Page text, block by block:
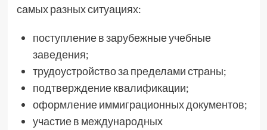
самых разных ситуациях:
поступление в зарубежные учебные
заведения;
трудоустройство за пределами страны;
подтверждение квалификации;
оформление иммиграционных документов;
участие в международных